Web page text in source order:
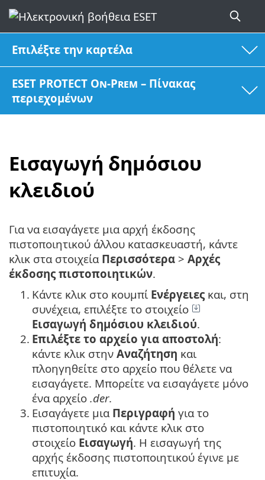
Επιλέξτε την καρτέλα
ESET PROTECT On-Prem – Πίνακας
περιεχομένων
Εισαγωγή δημόσιου
κλειδιού
Για να εισαγάγετε μια αρχή έκδοσης
πιστοποιητικού άλλου κατασκευαστή, κάντε
κλικ στα στοιχεία Περισσότερα > Αρχές
έκδοσης πιστοποιητικών.
1. Κάντε κλικ στο κουμπί Ενέργειες και, στη
συνέχεια, επιλέξτε το στοιχείο
Εισαγωγή δημόσιου κλειδιού.
2. Επιλέξτε το αρχείο για αποστολή:
κάντε κλικ στην Αναζήτηση και
πλοηγηθείτε στο αρχείο που θέλετε να
εισαγάγετε. Μπορείτε να εισαγάγετε μόνο
ένα αρχείο .der.
3. Εισαγάγετε μια Περιγραφή για το
πιστοποιητικό και κάντε κλικ στο
στοιχείο Εισαγωγή. Η εισαγωγή της
αρχής έκδοσης πιστοποιητικού έγινε με
επιτυχία.